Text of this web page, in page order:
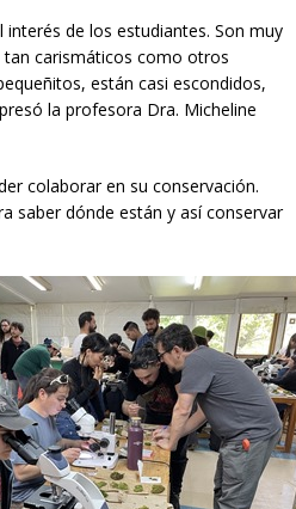
de los estudiantes. Son muy
tan carismáticos como otros
están casi escondidos,
la profesora Dra. Micheline
colaborar en su conservación.
saber dónde están y así conservar